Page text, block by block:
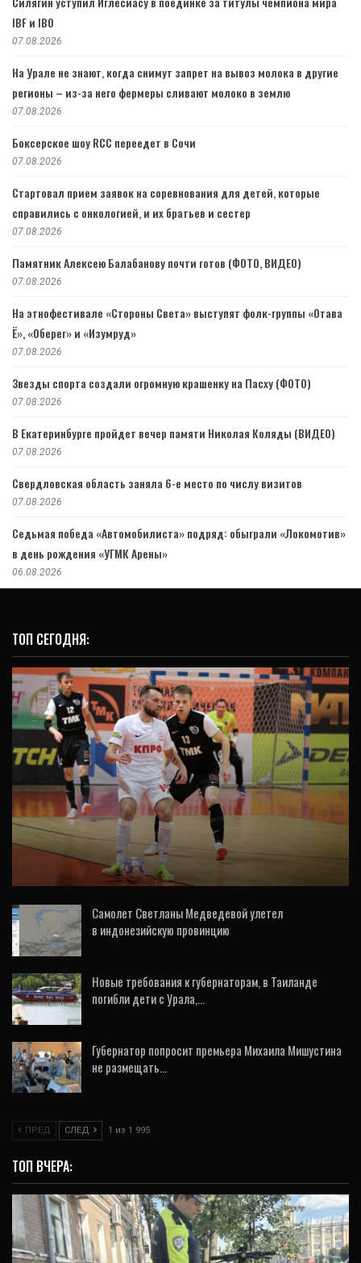
IBF и IBO
07.08.2026
На Урале не знают, когда снимут запрет на вывоз молока в другие
регионы – из-за него фермеры сливают молоко в землю
07.08.2026
Боксерское шоу RCC переедет в Сочи
07.08.2026
Стартовал прием заявок на соревнования для детей, которые
справились с онкологией, и их братьев и сестер
07.08.2026
Памятник Алексею Балабанову почти готов (ФОТО, ВИДЕО)
07.08.2026
На этнофестивале «Стороны Света» выступят фолк-группы «Отава
Ё», «Оберег» и «Изумруд»
07.08.2026
Звезды спорта создали огромную крашенку на Пасху (ФОТО)
07.08.2026
В Екатеринбурге пройдет вечер памяти Николая Коляды (ВИДЕО)
07.08.2026
Свердловская область заняла 6-е место по числу визитов
07.08.2026
Седьмая победа «Автомобилиста» подряд: обыграли «Локомотив»
в день рождения «УГМК Арены»
06.08.2026
ТОП СЕГОДНЯ:
СПОРТ
Мини-футбол: «Синара» повела 2:0 в
полуфинальной серии с КПРФ
Самолет Светланы Медведевой улетел
в индонезийскую провинцию
Новые требования к губернаторам, в Таиланде
погибли дети с Урала,…
Губернатор попросит премьера Михаила Мишустина
не размещать…
ПРЕД СЛЕД 1 из 1 995
ТОП ВЧЕРА: